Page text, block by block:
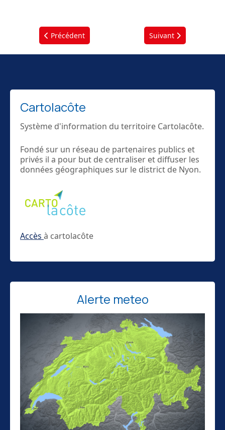
Article précédent : Rapport de gestion et d'activités
Précédent Article suivant :
Suivant
Cartolacôte
Système d'information du territoire Cartolacôte.
Fondé sur un réseau de partenaires publics et
privés il a pour but de centraliser et diffuser les
données géographiques sur le district de Nyon.
Accès à cartolacôte
Alerte meteo